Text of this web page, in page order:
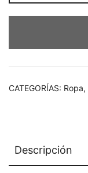
CATEGORÍAS: Ropa,
Descripción